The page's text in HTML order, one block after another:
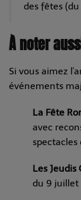
des fêtes
À noter
Si vous aimez
événements
La Fête
avec
spectacles
Les Jeudis
du 9 juillet